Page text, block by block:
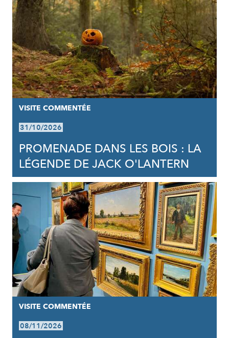
VISITE COMMENTÉE
31/10/2026
PROMENADE DANS LES BOIS : LA
LÉGENDE DE JACK O'LANTERN
VISITE COMMENTÉE
08/11/2026